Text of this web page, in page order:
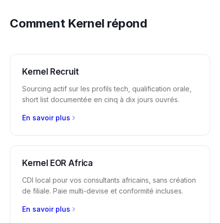
Comment Kernel répond
Kernel Recruit
Sourcing actif sur les profils tech, qualification orale,
short list documentée en cinq à dix jours ouvrés.
En savoir plus
Kernel EOR Africa
CDI local pour vos consultants africains, sans création
de filiale. Paie multi-devise et conformité incluses.
En savoir plus